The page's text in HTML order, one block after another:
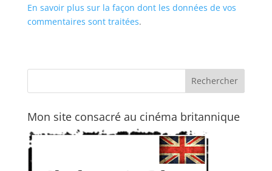
En savoir plus sur la façon dont les données de vos
commentaires sont traitées.
Mon site consacré au cinéma britannique